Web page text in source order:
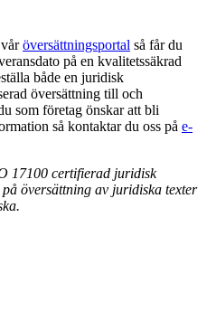
översättningsportal så får du
på en kvalitetssäkrad
både en juridisk
översättning till och
som företag önskar att bli
så kontaktar du oss på e-
17100 certifierad juridisk
översättning av juridiska texter